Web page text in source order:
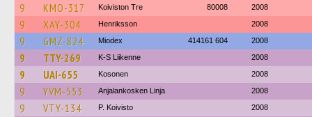
9 KMO-317 Koiviston Tre 80008 2008
9 XAY-304 Henriksson 2008
9 GMZ-824 Miodex 414161 604 2008
9 TTY-269 K-S Liikenne 2008
9 UAI-655 Kosonen 2008
9 YVM-553 Anjalankosken Linja 2008
9 VTY-134 P. Koivisto 2008